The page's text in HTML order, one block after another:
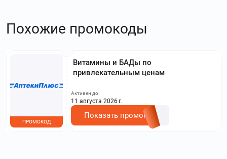
Похожие промокоды
Витамины и БАДы по
привлекательным ценам
ПРОМОКОД
Активен до:
11 августа 2026 г.
Показать промокод